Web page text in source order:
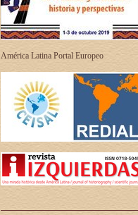
América Latina Portal Europeo